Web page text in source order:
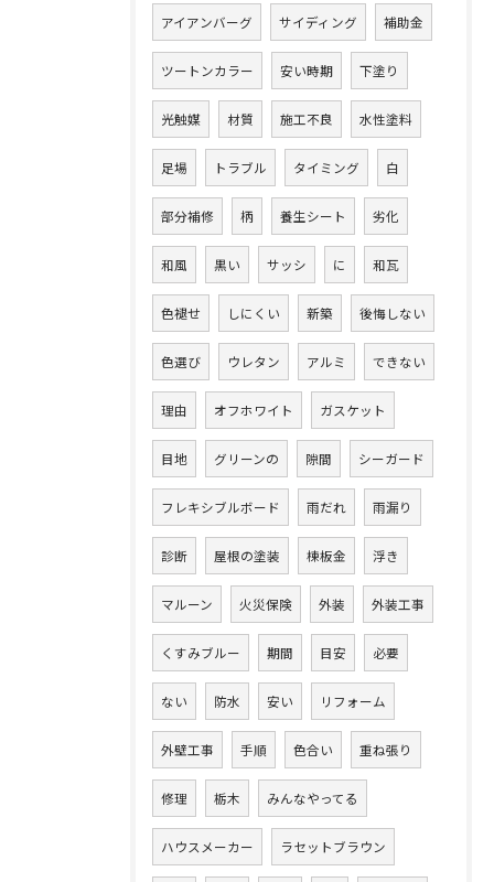
アイアンバーグ サイディング 補助金
ツートンカラー 安い時期 下塗り
光触媒 材質 施工不良 水性塗料
足場 トラブル タイミング 白
部分補修 柄 養生シート 劣化
和風 黒い サッシ に 和瓦
色褪せ しにくい 新築 後悔しない
色選び ウレタン アルミ できない
理由 オフホワイト ガスケット
目地 グリーンの 隙間 シーガード
フレキシブルボード 雨だれ 雨漏り
診断 屋根の塗装 棟板金 浮き
マルーン 火災保険 外装 外装工事
くすみブルー 期間 目安 必要
ない 防水 安い リフォーム
外壁工事 手順 色合い 重ね張り
修理 栃木 みんなやってる
ハウスメーカー ラセットブラウン